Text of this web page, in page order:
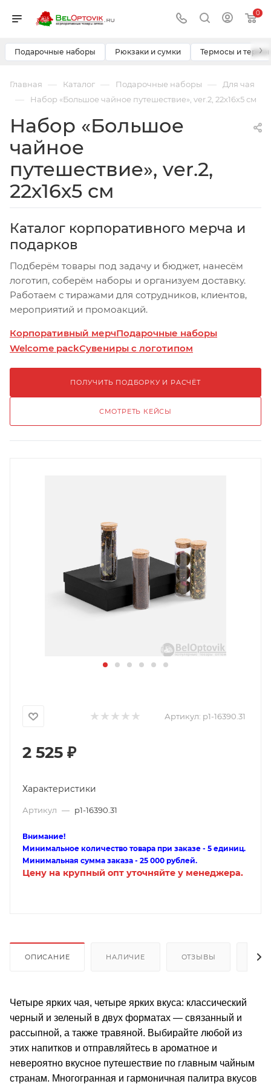
0
Подарочные наборы Рюкзаки и сумки Термосы и ›
Главная — Каталог — Подарочные наборы — Для чая
— Набор «Большое чайное путешествие», ver.2, 22х16х5 см
Набор «Большое
чайное
путешествие», ver.2,
22х16х5 см
Каталог корпоративного мерча и
подарков
Подберём товары под задачу и бюджет, нанесём
логотип, соберём наборы и организуем доставку.
Работаем с тиражами для сотрудников, клиентов,
мероприятий и промоакций.
Корпоративный мерчПодарочные наборы
Welcome packСувениры с логотипом
ПОЛУЧИТЬ ПОДБОРКУ И РАСЧЁТ
СМОТРЕТЬ КЕЙСЫ
Артикул: p1-16390.31
2 525 ₽
Характеристики
Артикул — p1-16390.31
Внимание!
Минимальное количество товара при заказе - 5 единиц.
Минимальная сумма заказа - 25 000 рублей.
Цену на крупный опт уточняйте у менеджера.
ОПИСАНИЕ НАЛИЧИЕ ОТЗЫВЫ
Четыре ярких чая, четыре ярких вкуса: классический
черный и зеленый в двух форматах — связанный и
рассыпной, а также травяной. Выбирайте любой из
этих напитков и отправляйтесь в ароматное и
невероятно вкусное путешествие по главным чайным
странам. Многогранная и гармоничная палитра вкусов